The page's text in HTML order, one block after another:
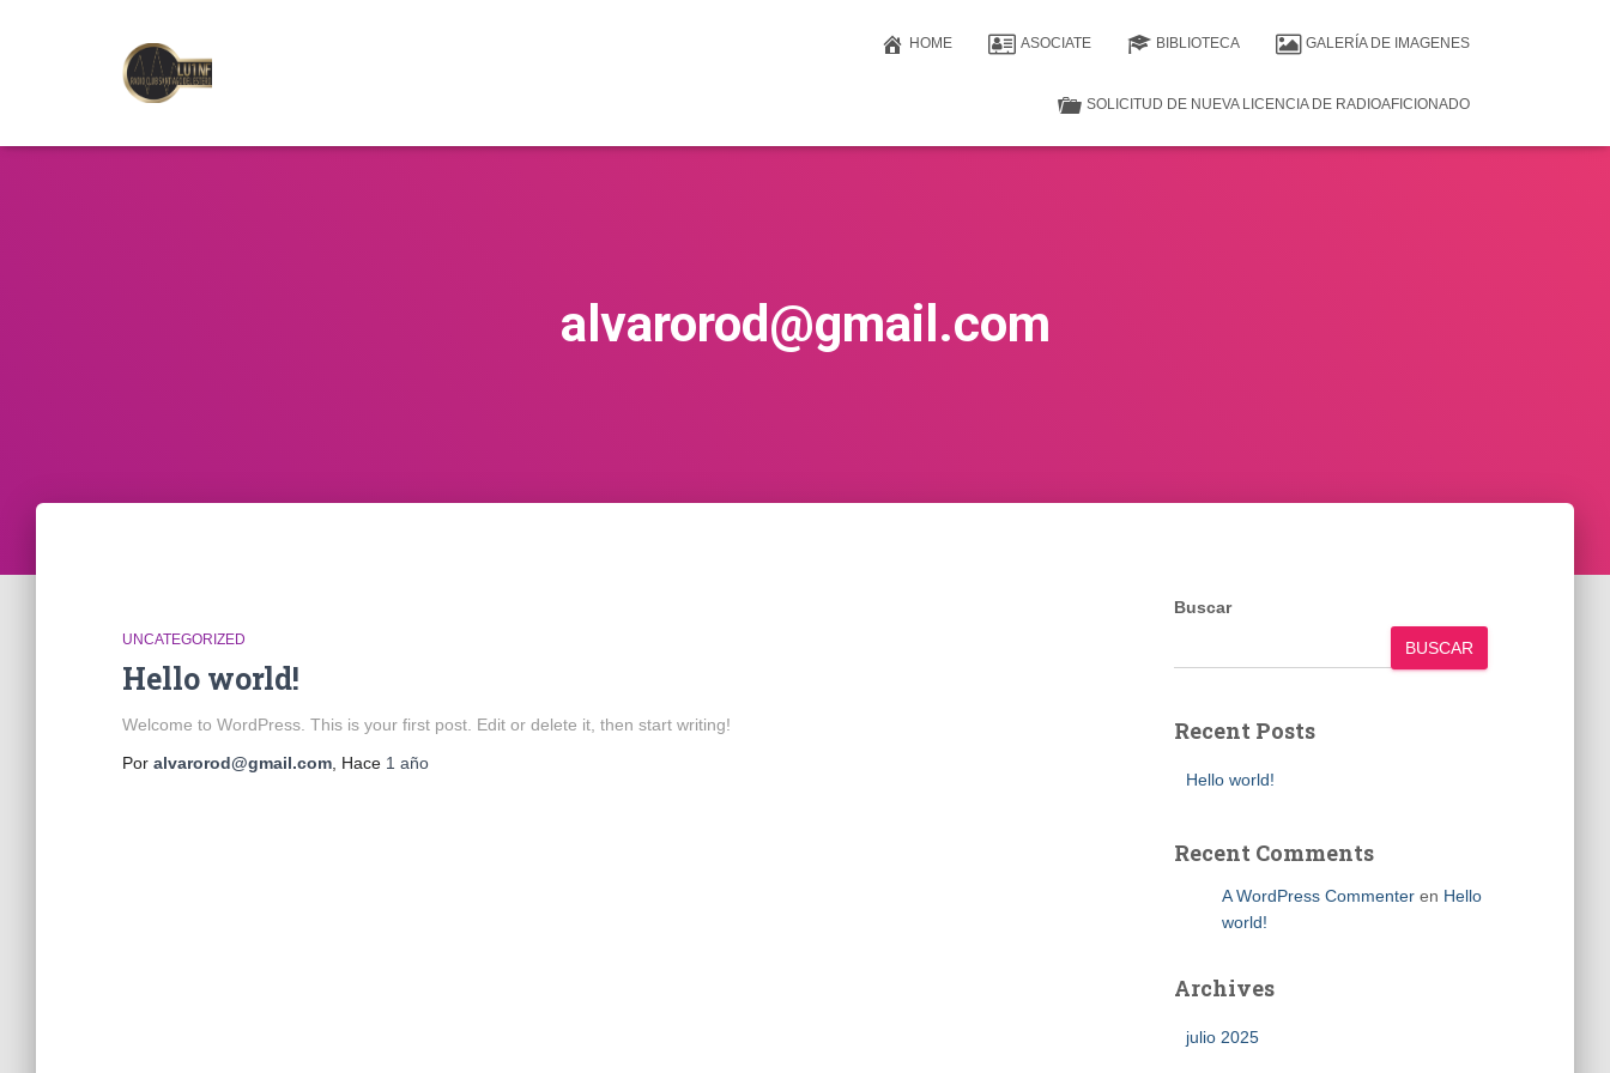
HOME ASOCIATE BIBLIOTECA GALERÍA DE IMAGENES
SOLICITUD DE NUEVA LICENCIA DE RADIOAFICIONADO
alvarorod@gmail.com
UNCATEGORIZED
Hello world!
Welcome to WordPress. This is your first post. Edit or delete it, then start writing!
Por alvarorod@gmail.com , Hace 1 año
Buscar
BUSCAR
Recent Posts
Hello world!
Recent Comments
A WordPress Commenteren Hello
world!
Archives
julio 2025